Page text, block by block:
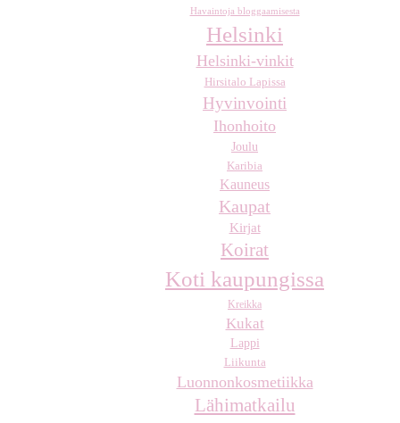
Havaintoja bloggaamisesta
Helsinki
Helsinki-vinkit
Hirsitalo Lapissa
Hyvinvointi
Ihonhoito
Joulu
Karibia
Kauneus
Kaupat
Kirjat
Koirat
Koti kaupungissa
Kreikka
Kukat
Lappi
Liikunta
Luonnonkosmetiikka
Lähimatkailu